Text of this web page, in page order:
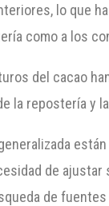
lo que
como a los
del cacao
la repostería y
de
de